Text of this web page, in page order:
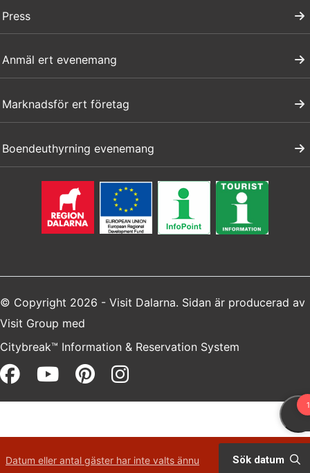
Datum eller antal gäster har inte valts ännu Sök datum
Press
Anmäl ert evenemang
Marknadsför ert företag
Boendeuthyrning evenemang
© Copyright 2026 - Visit Dalarna. Sidan är producerad av
Visit Group med
Citybreak™ Information & Reservation System
Facebook (opens in a new
Youtube (opens in a new
Pinterest (opens in a
Instagram (opens